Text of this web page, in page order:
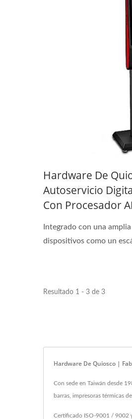
Hardware De
Autoservicio
Con Procesador
Integrado con una
dispositivos como un
Resultado 1 - 3 de 3
Hardware De Quiosco |
Con sede en Taiwán desde
barras, impresoras térmicas
Certificado ISO-9001 / 9002